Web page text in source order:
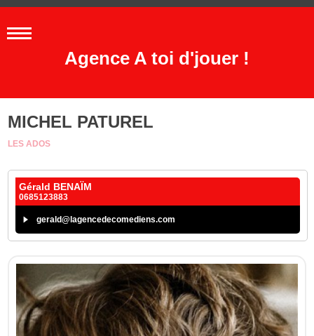
Agence A toi d'jouer !
MICHEL PATUREL
LES ADOS
Gérald BENAÏM
0685123883
gerald@lagencedecomediens.com